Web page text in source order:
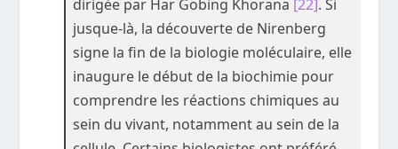
dirigée par Har Gobing Khorana [22]. Si
jusque-là, la découverte de Nirenberg
signe la fin de la biologie moléculaire, elle
inaugure le début de la biochimie pour
comprendre les réactions chimiques au
sein du vivant, notamment au sein de la